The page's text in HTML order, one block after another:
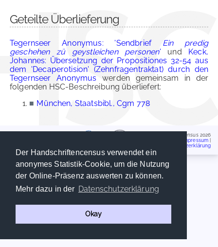
Der Handschriftencensus verwendet ein
anonymes Statistik-Cookie, um die Nutzung
der Online-Präsenz auswerten zu können.
Mehr dazu in der Datenschutzerklärung
Okay
Geteilte Überlieferung
Tegernseer Anonymus: 'Sendbrief Ein predig
geschehen zü geystleichen personen' und Keck,
Johannes: Übersetzung der Propositiones 32-54 aus
dem 'Decaperotision' (Zehnfragentraktat) durch den
Tegernseer Anonymus werden gemeinsam in der
folgenden HSC-Beschreibung überliefert:
■ München, Staatsbibl., Cgm 778
Handschriftencensus 2026
Impressum
Datenschutzerklärung